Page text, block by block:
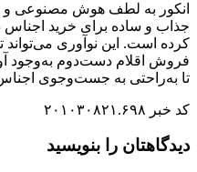
انکور به لطف هوش مصنوعی و
جذاب و ساده برای خرید اجناس
کرده است. این نوآوری می‌تواند
فروش اقلام دست‌دوم به‌وجود
تا به‌راحتی به جست‌وجوی اجناس
کد خبر ۲۰۱۰۳۰۸۲۱.۶۹۸
دیدگاهتان را بنویسید